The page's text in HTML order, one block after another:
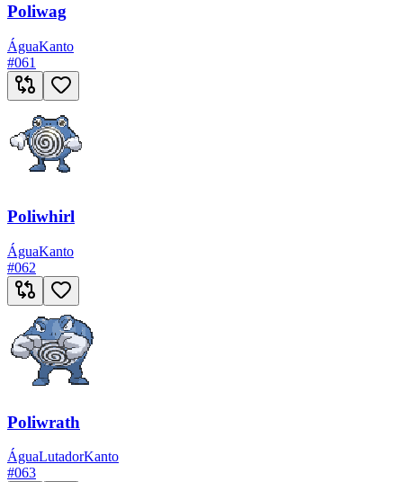
Poliwag
ÁguaKanto
#061
Poliwhirl
ÁguaKanto
#062
Poliwrath
ÁguaLutadorKanto
#063